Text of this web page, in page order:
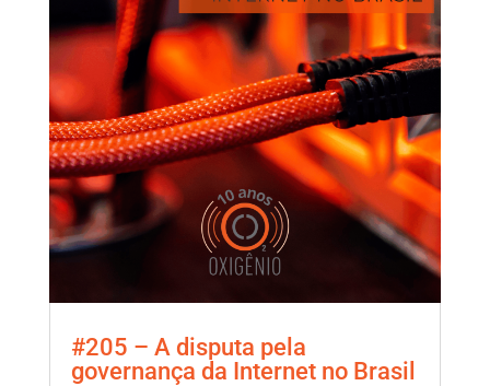
#205 – A disputa pela
governança da Internet no Brasil